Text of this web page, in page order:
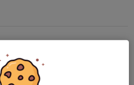
album skapade